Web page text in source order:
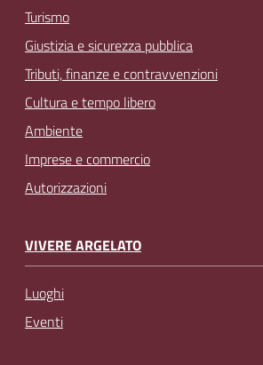
Turismo
Giustizia e sicurezza pubblica
Tributi, finanze e contravvenzioni
Cultura e tempo libero
Ambiente
Imprese e commercio
Autorizzazioni
VIVERE ARGELATO
Luoghi
Eventi